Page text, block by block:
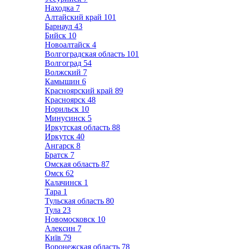
Находка 7
Алтайский край 101
Барнаул 43
Бийск 10
Новоалтайск 4
Волгоградская область 101
Волгоград 54
Волжский 7
Камышин 6
Красноярский край 89
Красноярск 48
Норильск 10
Минусинск 5
Иркутская область 88
Иркутск 40
Ангарск 8
Братск 7
Омская область 87
Омск 62
Калачинск 1
Тара 1
Тульская область 80
Тула 23
Новомосковск 10
Алексин 7
Київ 79
Воронежская область 78